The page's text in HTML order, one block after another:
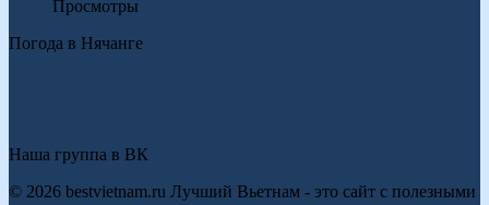
Просмотры
Погода в Нячанге
Наша группа в ВК
© 2026 bestvietnam.ru Лучший Вьетнам - это сайт с полезными